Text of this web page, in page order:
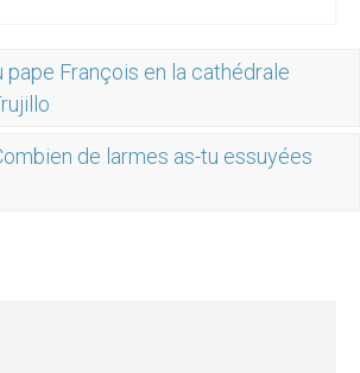
pape François en la cathédrale
de larmes as-tu essuyées